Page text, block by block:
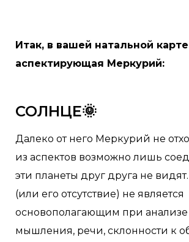
Итак, в вашей натальной
аспектирующая Меркурий:
СОЛНЦЕ🌞
Далеко от него Меркурий не
из аспектов возможно лишь
эти планеты друг друга не
(или его отсутствие) не является
основополагающим при
мышления, речи, склонности к